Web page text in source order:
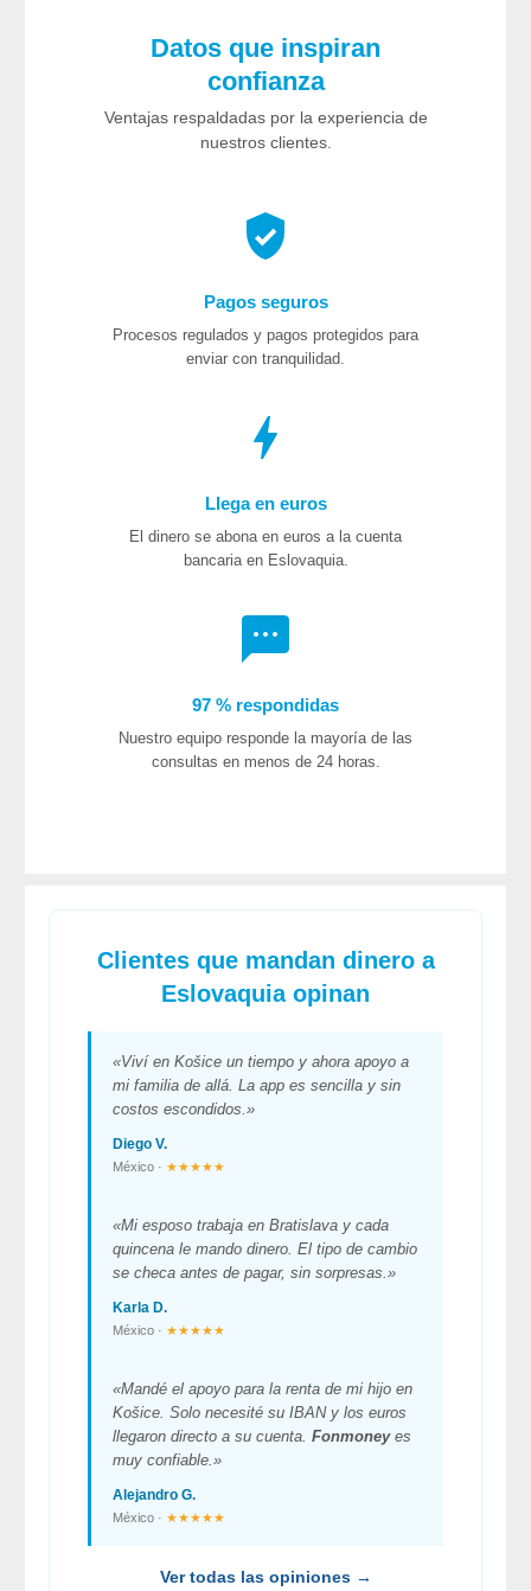
Datos que inspiran
confianza
Ventajas respaldadas por la experiencia de
nuestros clientes.
Pagos seguros
Procesos regulados y pagos protegidos para
enviar con tranquilidad.
Llega en euros
El dinero se abona en euros a la cuenta
bancaria en Eslovaquia.
97 % respondidas
Nuestro equipo responde la mayoría de las
consultas en menos de 24 horas.
Clientes que mandan dinero a
Eslovaquia opinan
«Viví en Košice un tiempo y ahora apoyo a
mi familia de allá. La app es sencilla y sin
costos escondidos.»
Diego V.
México · ★★★★★
«Mi esposo trabaja en Bratislava y cada
quincena le mando dinero. El tipo de cambio
se checa antes de pagar, sin sorpresas.»
Karla D.
México · ★★★★★
«Mandé el apoyo para la renta de mi hijo en
Košice. Solo necesité su IBAN y los euros
llegaron directo a su cuenta. Fonmoneyes
muy confiable.»
Alejandro G.
México · ★★★★★
Ver todas las opiniones →